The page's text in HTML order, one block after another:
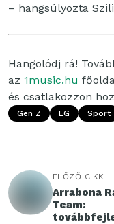
– hangsúlyozta
Hangolódj rá!
az 1music.hu
és csatlakozzon
Gen Z LG Sport
ELŐZŐ CIKK
Arrabona
Team: